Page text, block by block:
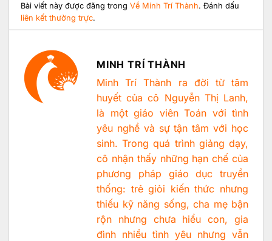
Bài viết này được đăng trongVề Minh Trí Thành. Đánh dấu
liên kết thường trực.
MINH TRÍ THÀNH
Minh Trí Thành ra đời từ tâm
huyết của cô Nguyễn Thị Lanh,
là một giáo viên Toán với tình
yêu nghề và sự tận tâm với học
sinh. Trong quá trình giảng dạy,
cô nhận thấy những hạn chế của
phương pháp giáo dục truyền
thống: trẻ giỏi kiến thức nhưng
thiếu kỹ năng sống, cha mẹ bận
rộn nhưng chưa hiểu con, gia
đình nhiều tình yêu nhưng vẫn